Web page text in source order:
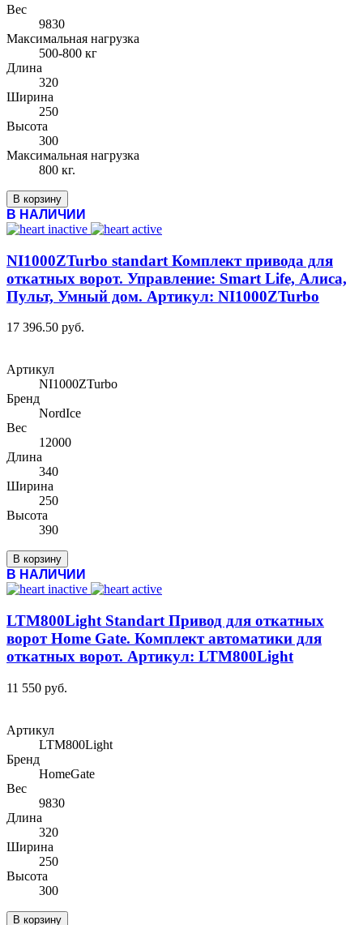
Вес
9830
Максимальная нагрузка
500-800 кг
Длина
320
Ширина
250
Высота
300
Максимальная нагрузка
800 кг.
В корзину
В НАЛИЧИИ
NI1000ZTurbo standart Комплект привода для
откатных ворот. Управление: Smart Life, Алиса,
Пульт, Умный дом. Артикул: NI1000ZTurbo
17 396.50 руб.
Артикул
NI1000ZTurbo
Бренд
NordIce
Вес
12000
Длина
340
Ширина
250
Высота
390
В корзину
В НАЛИЧИИ
LTM800Light Standart Привод для откатных
ворот Home Gate. Комплект автоматики для
откатных ворот. Артикул: LTM800Light
11 550 руб.
Артикул
LTM800Light
Бренд
HomeGate
Вес
9830
Длина
320
Ширина
250
Высота
300
В корзину